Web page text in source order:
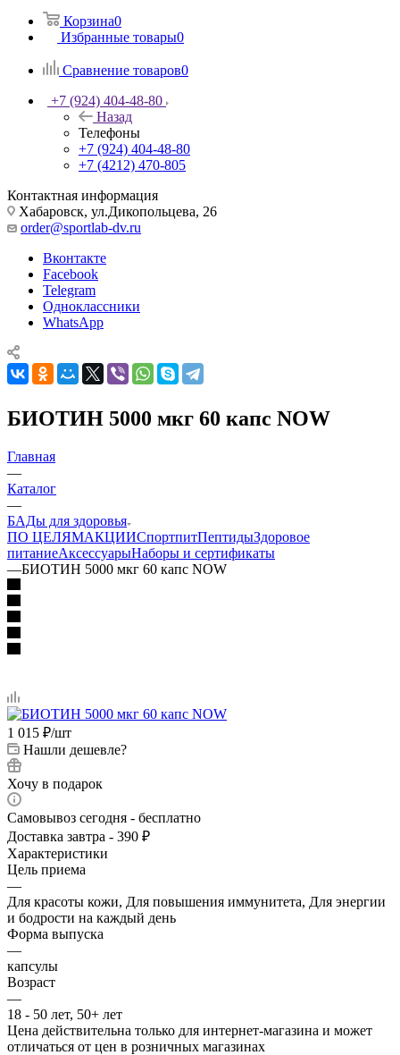
Корзина0
Избранные товары0
Сравнение товаров0
+7 (924) 404-48-80
Назад
Телефоны
+7 (924) 404-48-80
+7 (4212) 470-805
Контактная информация
Хабаровск, ул.Дикопольцева, 26
order@sportlab-dv.ru
Вконтакте
Facebook
Telegram
Одноклассники
WhatsApp
БИОТИН 5000 мкг 60 капс NOW
Главная
—
Каталог
—
БАДы для здоровья
ПО ЦЕЛЯМАКЦИИСпортпитПептидыЗдоровое
питаниеАксессуарыНаборы и сертификаты
—БИОТИН 5000 мкг 60 капс NOW
1 015 ₽/шт
Нашли дешевле?
Хочу в подарок
Самовывоз сегодня - бесплатно
Доставка завтра - 390 ₽
Характеристики
Цель приема
—
Для красоты кожи, Для повышения иммунитета, Для энергии
и бодрости на каждый день
Форма выпуска
—
капсулы
Возраст
—
18 - 50 лет, 50+ лет
Цена действительна только для интернет-магазина и может
отличаться от цен в розничных магазинах